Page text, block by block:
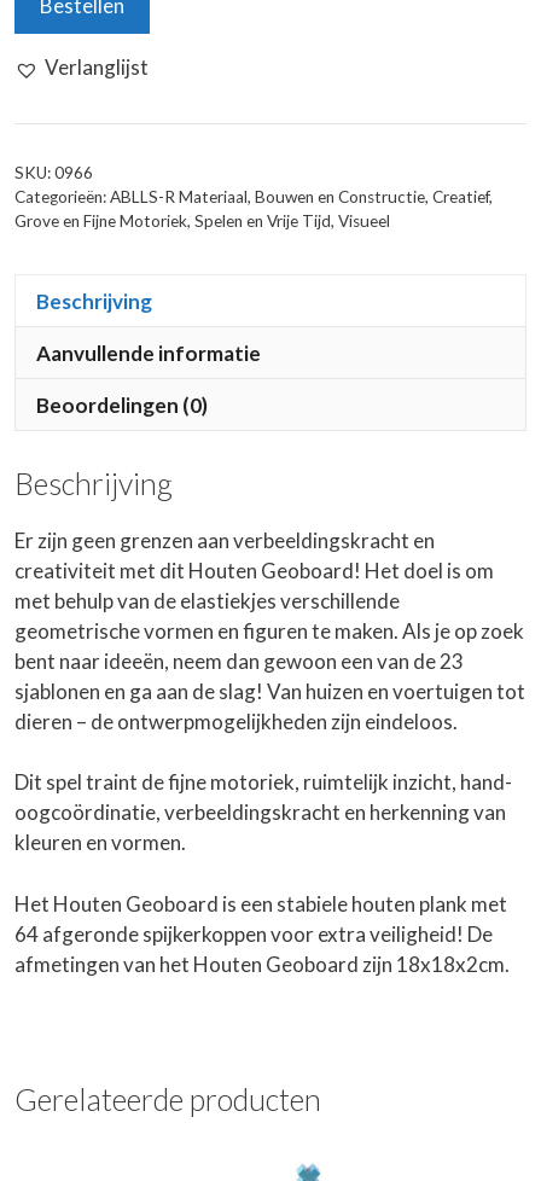
Geoboard
Bestellen
Verlanglijst
SKU:0966
Categorieën:ABLLS-R Materiaal, Bouwen en Constructie, Creatief,
Grove en Fijne Motoriek, Spelen en Vrije Tijd, Visueel
Beschrijving
Aanvullende informatie
Beoordelingen (0)
Beschrijving
Er zijn geen grenzen aan verbeeldingskracht en
creativiteit met dit Houten Geoboard! Het doel is om
met behulp van de elastiekjes verschillende
geometrische vormen en figuren te maken. Als je op zoek
bent naar ideeën, neem dan gewoon een van de 23
sjablonen en ga aan de slag! Van huizen en voertuigen tot
dieren – de ontwerpmogelijkheden zijn eindeloos.
Dit spel traint de fijne motoriek, ruimtelijk inzicht, hand-
oogcoördinatie, verbeeldingskracht en herkenning van
kleuren en vormen.
Het Houten Geoboard is een stabiele houten plank met
64 afgeronde spijkerkoppen voor extra veiligheid! De
afmetingen van het Houten Geoboard zijn 18x18x2cm.
Gerelateerde producten